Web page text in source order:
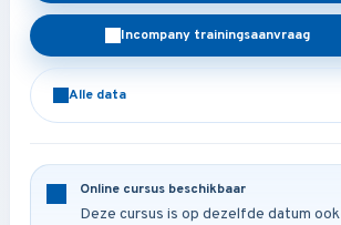
Incompany trainingsaanvraag
Alle data
Online cursus beschikbaar
Deze cursus is op dezelfde datum ook